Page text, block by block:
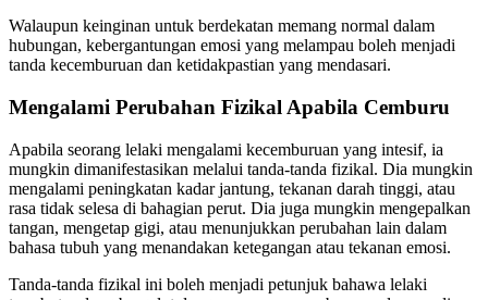
Walaupun keinginan untuk berdekatan memang normal dalam
hubungan, kebergantungan emosi yang melampau boleh menjadi
tanda kecemburuan dan ketidakpastian yang mendasari.
Mengalami Perubahan Fizikal Apabila Cemburu
Apabila seorang lelaki mengalami kecemburuan yang intesif, ia
mungkin dimanifestasikan melalui tanda-tanda fizikal. Dia mungkin
mengalami peningkatan kadar jantung, tekanan darah tinggi, atau
rasa tidak selesa di bahagian perut. Dia juga mungkin mengepalkan
tangan, mengetap gigi, atau menunjukkan perubahan lain dalam
bahasa tubuh yang menandakan ketegangan atau tekanan emosi.
Tanda-tanda fizikal ini boleh menjadi petunjuk bahawa lelaki